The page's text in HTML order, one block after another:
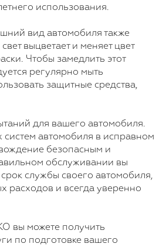
использования.
вид автомобиля также
выцветает и меняет цвет
Чтобы замедлить этот
регулярно мыть
защитные средства,
для вашего автомобиля.
систем автомобиля в исправном
безопасным и
обслуживании вы
службы своего автомобиля,
расходов и всегда уверенно
вы можете получить
по подготовке вашего
и мы с вами